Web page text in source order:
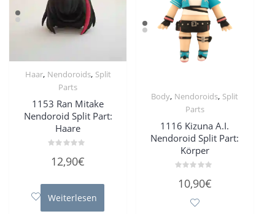
Haar, Nendoroids, Split
Parts
1153 Ran Mitake
Nendoroid Split Part:
Haare
mit
5
12,90€
Weiterlesen
Body, Nendoroids, Split
Parts
1116 Kizuna A.I.
Nendoroid Split Part:
Körper
mit
10,90€